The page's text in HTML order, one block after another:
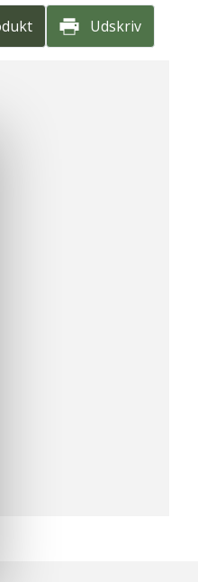
Udskriv